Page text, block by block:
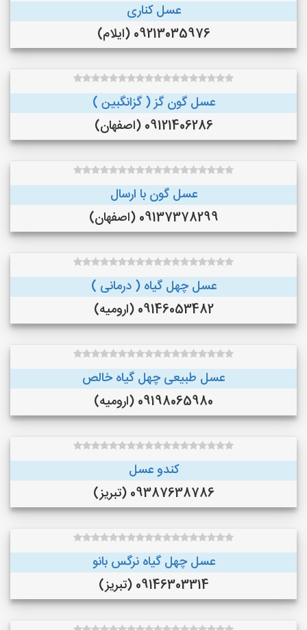
عسل کناری
09213035976 (ایلام)
عسل گون گز ( گزانگبین )
09121406286 (اصفهان)
عسل گون با ارسال
09137378299 (اصفهان)
عسل چهل گیاه ( درمانی )
09146053482 (ارومیه)
عسل طبیعی چهل گیاه خالص
09198065980 (ارومیه)
کندو عسل
09387638786 (تبریز)
عسل چهل گیاه نرگس بانو
09146303314 (تبریز)